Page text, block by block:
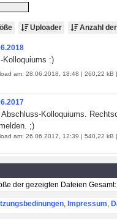
Uploader Anzahl
Kolloquiums :)
am: 28.06.2018, 18:48 | 260,22 kB
Kolloquiums.
;)
am: 26.06.2017, 12:39 | 540,22 kB
der gezeigten Dateien
, Impressum,